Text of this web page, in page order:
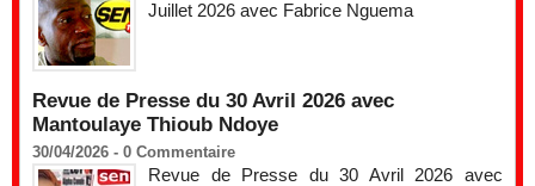
Juillet 2026 avec Fabrice Nguema
Revue de Presse du 30 Avril 2026 avec
Mantoulaye Thioub Ndoye
30/04/2026 - 0 Commentaire
Revue de Presse du 30 Avril 2026 avec